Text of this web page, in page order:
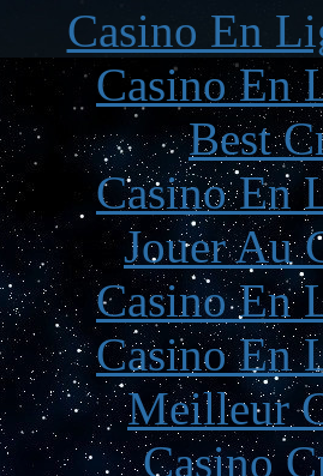
Casino En
Casino En
Best
Casino En
Jouer Au
Casino En
Casino En
Meilleur
Casino